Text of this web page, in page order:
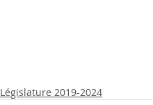
Législature 2019-2024